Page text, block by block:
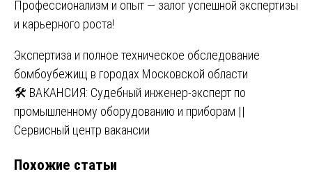
Профессионализм и опыт — залог успешной экспертизы
и карьерного роста!
Навигация
по
записям
Экспертиза и полное техническое обследование
бомбоубежищ в городах Московской области
🛠 ВАКАНСИЯ: Судебный инженер-эксперт по
промышленному оборудованию и приборам ||
Сервисный центр вакансии
Похожие статьи